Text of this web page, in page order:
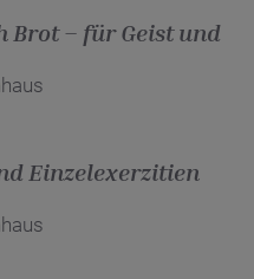
Brot – für Geist und
Einzelexerzitien